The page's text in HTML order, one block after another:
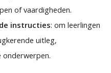
of vaardigheden.
instructies: om leerlingen
uitleg,